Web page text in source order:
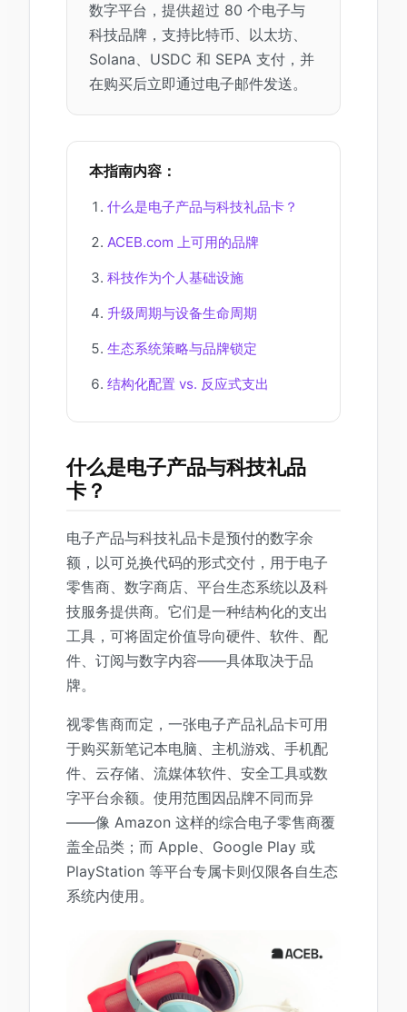
数字平台，提供超过 80 个电子与
科技品牌，支持比特币、以太坊、
Solana、USDC 和 SEPA 支付，并
在购买后立即通过电子邮件发送。
本指南内容：
什么是电子产品与科技礼品卡？
ACEB.com 上可用的品牌
科技作为个人基础设施
升级周期与设备生命周期
生态系统策略与品牌锁定
结构化配置 vs. 反应式支出
什么是电子产品与科技礼品
卡？
电子产品与科技礼品卡是预付的数字余
额，以可兑换代码的形式交付，用于电子
零售商、数字商店、平台生态系统以及科
技服务提供商。它们是一种结构化的支出
工具，可将固定价值导向硬件、软件、配
件、订阅与数字内容——具体取决于品
牌。
视零售商而定，一张电子产品礼品卡可用
于购买新笔记本电脑、主机游戏、手机配
件、云存储、流媒体软件、安全工具或数
字平台余额。使用范围因品牌不同而异
——像 Amazon 这样的综合电子零售商覆
盖全品类；而 Apple、Google Play 或
PlayStation 等平台专属卡则仅限各自生态
系统内使用。